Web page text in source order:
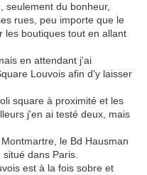
seulement du bonheur,
rues, peu importe que le
les boutiques tout en allant
en attendant j'ai
Louvois afin d'y laisser
square à proximité et les
j'en ai testé deux, mais
le Bd Hausman
dans Paris.
est à la fois sobre et